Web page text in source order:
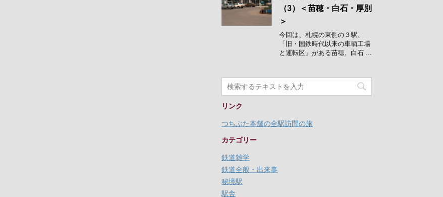
（3）＜苗穂・白石・厚別
＞
今回は、札幌の東側の３駅、
「旧・国鉄時代以来の車輌工場
と運転区」がある苗穂、白石 ...
リンク
つちぶた本舗の全駅訪問の旅
カテゴリー
鉄道雑学
鉄道全般・出来事
秘境駅
駅舎